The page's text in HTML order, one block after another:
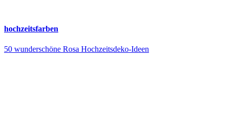
hochzeitsfarben
50 wunderschöne Rosa Hochzeitsdeko-Ideen